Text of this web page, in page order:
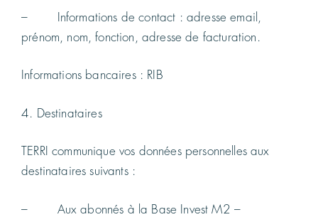
– Informations de contact : adresse email,
prénom, nom, fonction, adresse de facturation.
Informations bancaires : RIB
4. Destinataires
TERRI communique vos données personnelles aux
destinataires suivants :
– Aux abonnés à la Base Invest M2 –